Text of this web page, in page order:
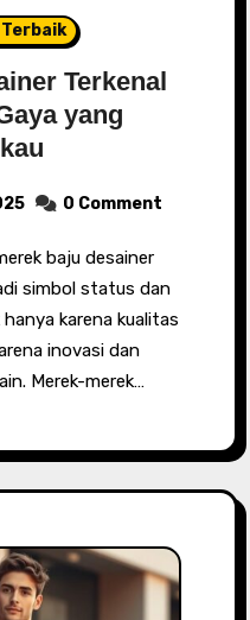
Terbaik
Terkenal
yang
0 Comment
simbol status dan
karena kualitas
inovasi dan
Merek-merek…